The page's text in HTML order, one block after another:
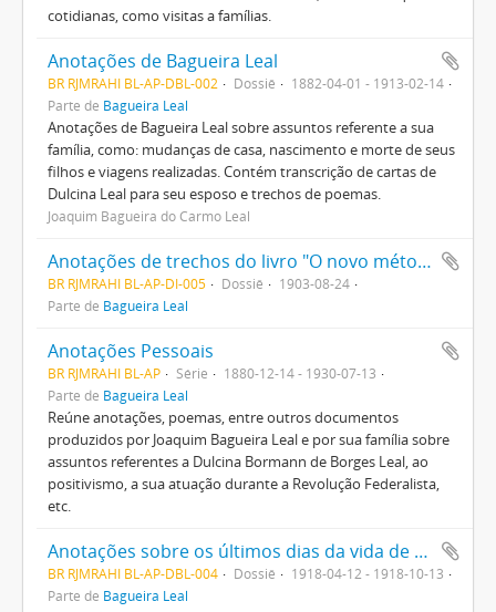
cotidianas, como visitas a famílias.
Anotações de Bagueira Leal
BR RJMRAHI BL-AP-DBL-002 Dossiê
1882-04-01 - 1913-02-14
Parte de Bagueira Leal
Anotações de Bagueira Leal sobre assuntos referente a sua
família, como: mudanças de casa, nascimento e morte de seus
filhos e viagens realizadas. Contém transcrição de cartas de
Dulcina Leal para seu esposo e trechos de poemas.
Joaquim Bagueira do Carmo Leal
Anotações de trechos do livro "O novo método de curar", de M. Platen.
BR RJMRAHI BL-AP-DI-005 Dossiê
1903-08-24
Parte de Bagueira Leal
Anotações Pessoais
BR RJMRAHI BL-AP Série
1880-12-14 - 1930-07-13
Parte de Bagueira Leal
Reúne anotações, poemas, entre outros documentos
produzidos por Joaquim Bagueira Leal e por sua família sobre
assuntos referentes a Dulcina Bormann de Borges Leal, ao
positivismo, a sua atuação durante a Revolução Federalista,
etc.
Anotações sobre os últimos dias da vida de Dulcina Leal
BR RJMRAHI BL-AP-DBL-004 Dossiê
1918-04-12 - 1918-10-13
Parte de Bagueira Leal